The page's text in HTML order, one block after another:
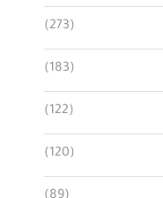
(273)
(183)
(122)
(120)